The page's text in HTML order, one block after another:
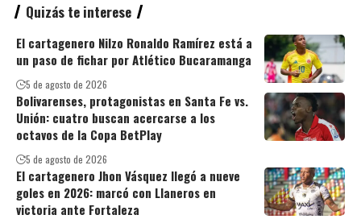
Quizás te interese
El cartagenero Nilzo Ronaldo Ramírez está a
un paso de fichar por Atlético Bucaramanga
5 de agosto de 2026
Bolivarenses, protagonistas en Santa Fe vs.
Unión: cuatro buscan acercarse a los
octavos de la Copa BetPlay
5 de agosto de 2026
El cartagenero Jhon Vásquez llegó a nueve
goles en 2026: marcó con Llaneros en
victoria ante Fortaleza